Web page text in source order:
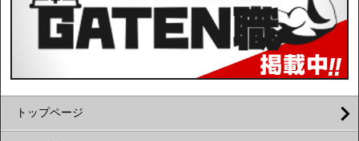
トップページ